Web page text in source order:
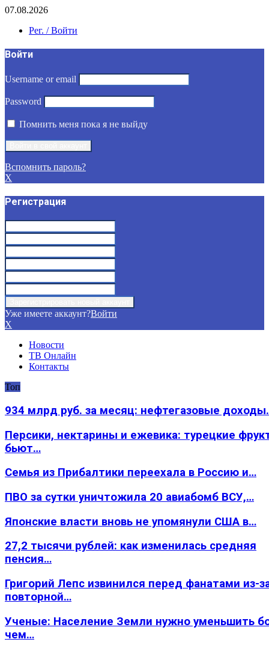
07.08.2026
Рег. / Войти
Войти
Username or email
Password
Помнить меня пока я не выйду
Вспомнить пароль?
X
Регистрация
Уже имеете аккаунт?Войти
X
Новости
ТВ Онлайн
Контакты
Топ
934 млрд руб. за месяц: нефтегазовые
Персики, нектарины и ежевика: турецкие
бьют…
Семья из Прибалтики переехала в Россию и…
ПВО за сутки уничтожила 20 авиабомб ВСУ,…
Японские власти вновь не упомянули США в…
27,2 тысячи рублей: как изменилась средняя
пенсия…
Григорий Лепс извинился перед фанатами из-
повторной…
Ученые: Население Земли нужно уменьшить
чем…